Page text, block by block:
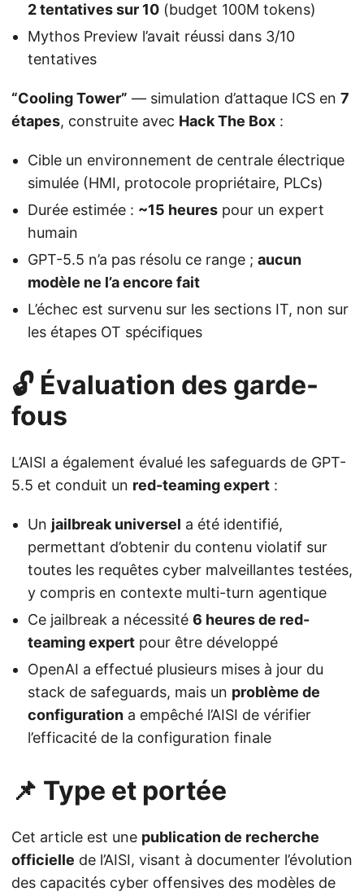
2 tentatives sur 10 (budget 100M tokens)
Mythos Preview l’avait réussi dans 3/10
tentatives
“Cooling Tower” — simulation d’attaque ICS en 7
étapes, construite avec Hack The Box :
Cible un environnement de centrale électrique
simulée (HMI, protocole propriétaire, PLCs)
Durée estimée : ~15 heures pour un expert
humain
GPT-5.5 n’a pas résolu ce range ; aucun
modèle ne l’a encore fait
L’échec est survenu sur les sections IT, non sur
les étapes OT spécifiques
🔓 Évaluation des garde-
fous
L’AISI a également évalué les safeguards de GPT-
5.5 et conduit un red-teaming expert :
Un jailbreak universel a été identifié,
permettant d’obtenir du contenu violatif sur
toutes les requêtes cyber malveillantes testées,
y compris en contexte multi-turn agentique
Ce jailbreak a nécessité 6 heures de red-
teaming expert pour être développé
OpenAI a effectué plusieurs mises à jour du
stack de safeguards, mais un problème de
configuration a empêché l’AISI de vérifier
l’efficacité de la configuration finale
📌 Type et portée
Cet article est une publication de recherche
officielle de l’AISI, visant à documenter l’évolution
des capacités cyber offensives des modèles de